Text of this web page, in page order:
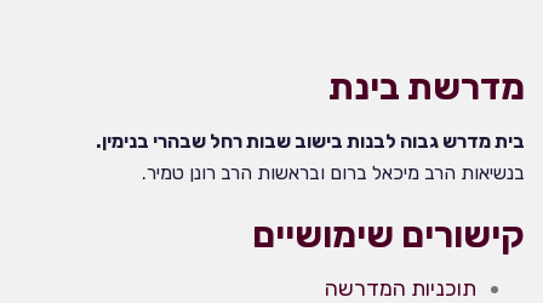
מדרשת בינת
בית מדרש גבוה לבנות בישוב שבות רחל שבהרי בנימין.
בנשיאות הרב מיכאל ברום ובראשות הרב רונן טמיר.
קישורים שימושיים
תוכניות המדרשה